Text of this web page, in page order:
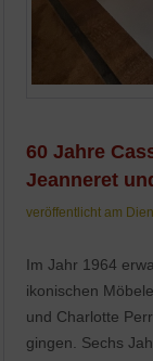
60 Jahre
Jeanneret
veröffentlicht am
Im Jahr 1964
ikonischen
und Charlotte
gingen. Sechs